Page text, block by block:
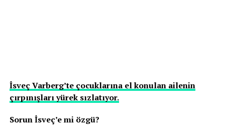
İsveç Varberg’te çocuklarına el konulan ailenin
çırpınışları yürek sızlatıyor.
Sorun İsveç’e mi özgü?